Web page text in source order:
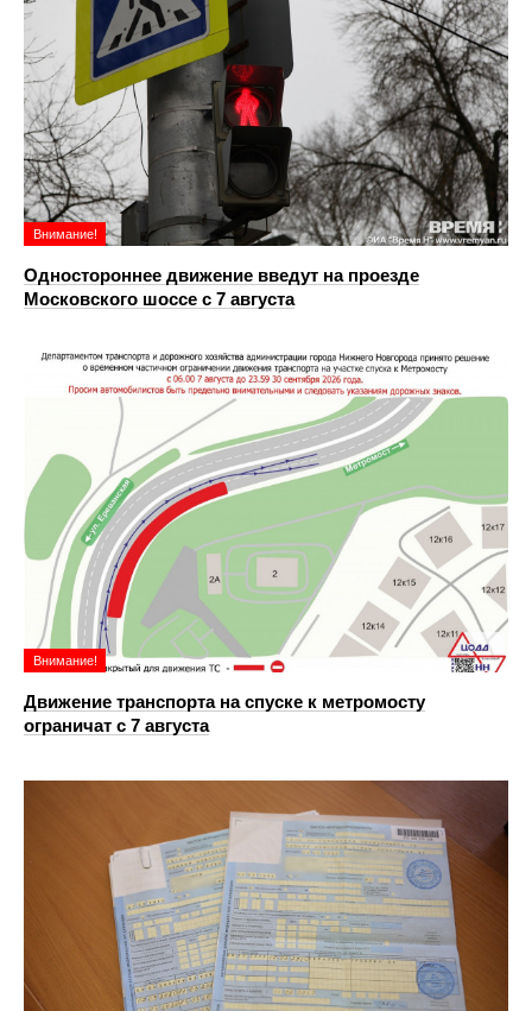
Внимание!
Одностороннее движение введут на проезде
Московского шоссе с 7 августа
Внимание!
Движение транспорта на спуске к метромосту
ограничат с 7 августа